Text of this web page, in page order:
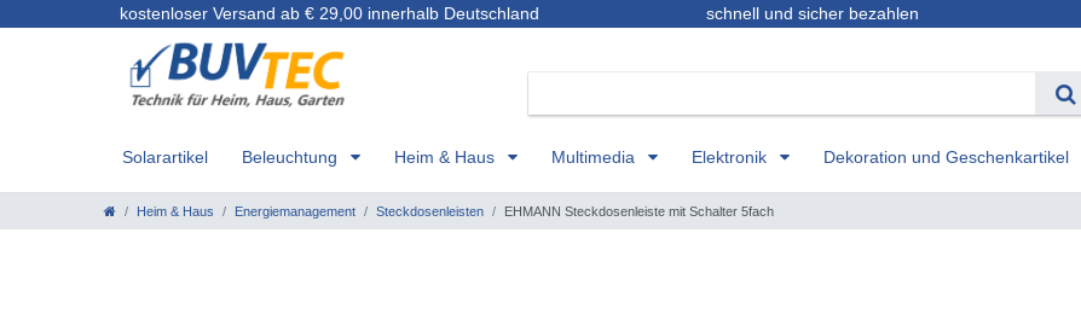
kostenloser Versand ab € 29,00 innerhalb Deutschland schnell und sicher bezahlen
Solarartikel Beleuchtung Heim & Haus Multimedia Elektronik Dekoration und Geschenkartikel
Heim & Haus Energiemanagement Steckdosenleisten EHMANN Steckdosenleiste mit Schalter 5fach